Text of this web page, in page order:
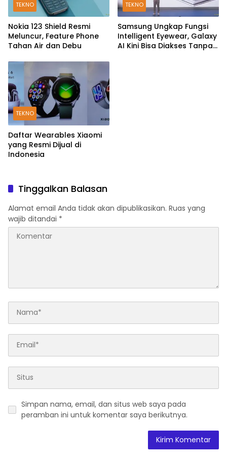
TEKNO
Nokia 123 Shield Resmi
Meluncur, Feature Phone
Tahan Air dan Debu
TEKNO
Samsung Ungkap Fungsi
Intelligent Eyewear, Galaxy
AI Kini Bisa Diakses Tanpa
TEKNO
Daftar Wearables Xiaomi
yang Resmi Dijual di
Indonesia
Tinggalkan Balasan
Alamat email Anda tidak akan dipublikasikan. Ruas yang
wajib ditandai *
Simpan nama, email, dan situs web saya pada
peramban ini untuk komentar saya berikutnya.